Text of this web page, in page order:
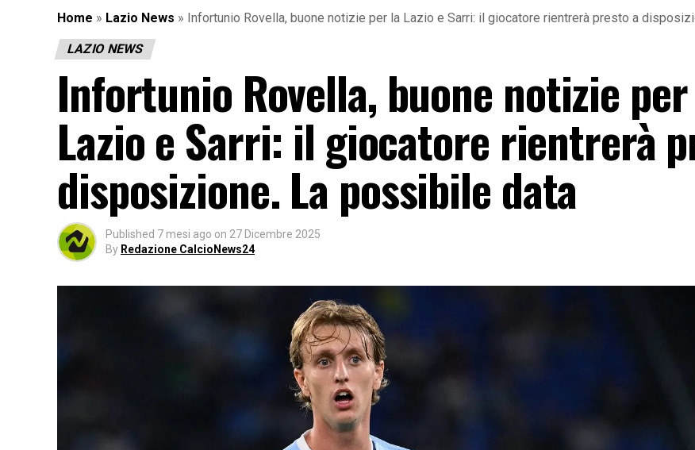
Home » Lazio News » Infortunio Rovella, buone notizie per la Lazio e Sarri: il giocatore rientrerà presto a
LAZIO NEWS
Infortunio Rovella, buone notizie
Lazio e Sarri: il giocatore rientrerà
disposizione. La possibile data
Published 7 mesi ago on 27 Dicembre 2025
By Redazione CalcioNews24